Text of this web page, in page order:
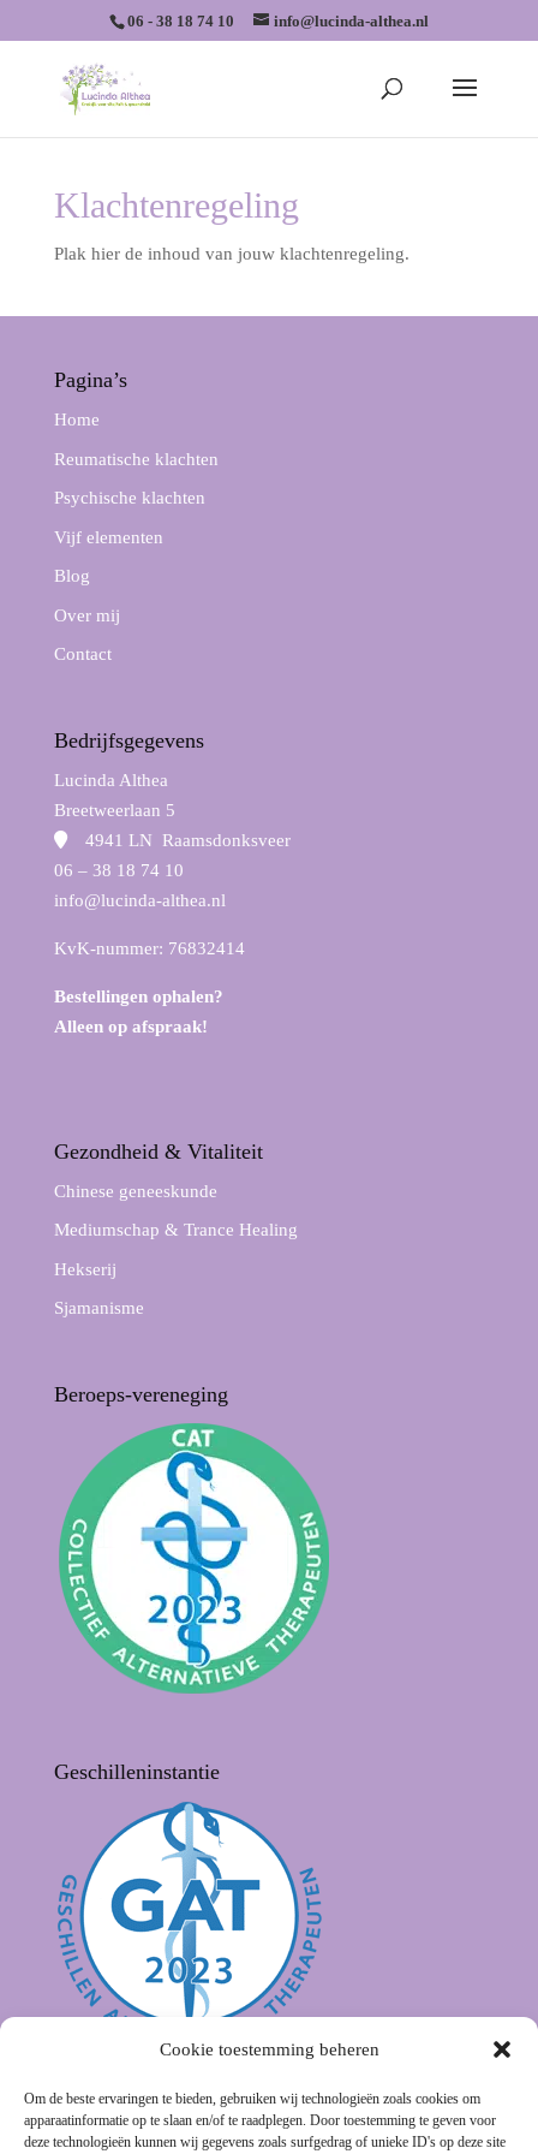
Cookie toestemming beheren
Om de beste ervaringen te bieden, gebruiken wij technologieën zoals cookies om
apparaatinformatie op te slaan en/of te raadplegen. Door toestemming te geven voor
deze technologieën kunnen wij gegevens zoals surfgedrag of unieke ID's op deze site
06 - 38 18 74 10 info@lucinda-althea.nl
Klachtenregeling
Plak hier de inhoud van jouw klachtenregeling.
Pagina’s
Home
Reumatische klachten
Psychische klachten
Vijf elementen
Blog
Over mij
Contact
Bedrijfsgegevens
Lucinda Althea
Breetweerlaan 5
4941 LN Raamsdonksveer
06 – 38 18 74 10
info@lucinda-althea.nl
KvK-nummer: 76832414
Bestellingen ophalen?
Alleen op afspraak!
Gezondheid & Vitaliteit
Chinese geneeskunde
Mediumschap & Trance Healing
Hekserij
Sjamanisme
Beroeps-vereneging
Geschilleninstantie